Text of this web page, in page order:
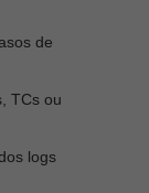
de
TCs ou
logs